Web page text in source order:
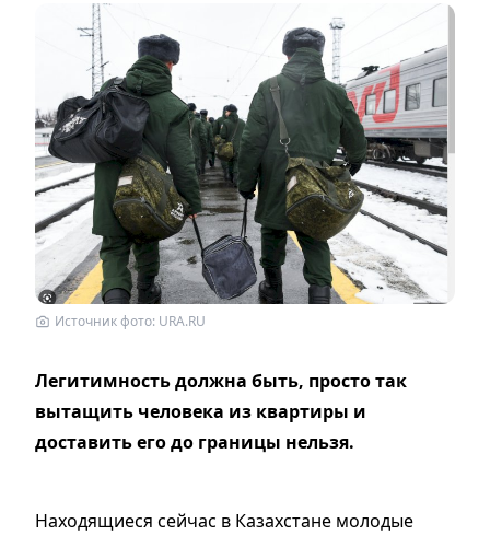
Источник фото: URA.RU
Легитимность должна быть, просто так
вытащить человека из квартиры и
доставить его до границы нельзя.
Находящиеся сейчас в Казахстане молодые